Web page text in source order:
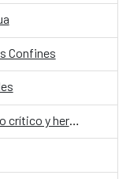
Confines
Taller: “Desinformación, pensamiento crítico y herramientas de verificación”